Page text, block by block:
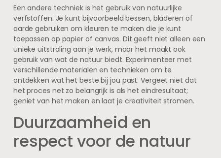
Een andere techniek is het gebruik van natuurlijke
verfstoffen. Je kunt bijvoorbeeld bessen, bladeren of
aarde gebruiken om kleuren te maken die je kunt
toepassen op papier of canvas. Dit geeft niet alleen een
unieke uitstraling aan je werk, maar het maakt ook
gebruik van wat de natuur biedt. Experimenteer met
verschillende materialen en technieken om te
ontdekken wat het beste bij jou past. Vergeet niet dat
het proces net zo belangrijk is als het eindresultaat;
geniet van het maken en laat je creativiteit stromen.
Duurzaamheid en
respect voor de natuur